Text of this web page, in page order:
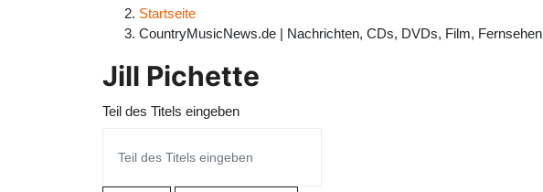
Startseite
CountryMusicNews.de | Nachrichten, CDs, DVDs, Film, Fernsehen
Jill Pichette
Teil des Titels eingeben